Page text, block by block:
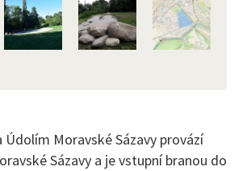
Údolím Moravské Sázavy provází
Sázavy a je vstupní branou do